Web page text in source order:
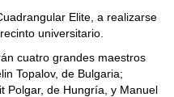
Elite, a realizarse
universitario.
cuatro grandes maestros
Topalov, de Bulgaria;
Polgar, de Hungría, y Manuel